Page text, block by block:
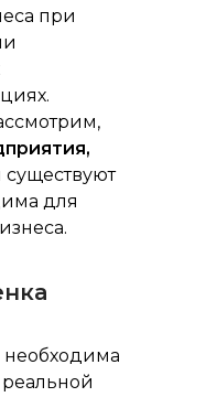
при
для
необходима